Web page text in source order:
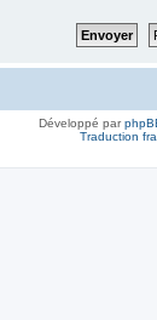
Développé par
Traduction